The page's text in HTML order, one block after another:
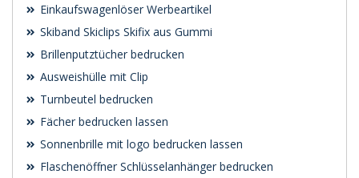
Einkaufswagenlöser Werbeartikel
Skiband Skiclips Skifix aus Gummi
Brillenputztücher bedrucken
Ausweishülle mit Clip
Turnbeutel bedrucken
Fächer bedrucken lassen
Sonnenbrille mit logo bedrucken lassen
Flaschenöffner Schlüsselanhänger bedrucken